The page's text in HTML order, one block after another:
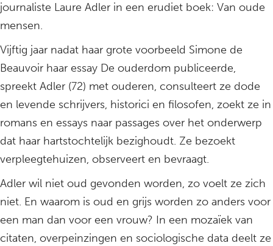
journaliste Laure Adler in een erudiet boek: Van oude
mensen.
Vijftig jaar nadat haar grote voorbeeld Simone de
Beauvoir haar essay De ouderdom publiceerde,
spreekt Adler (72) met ouderen, consulteert ze dode
en levende schrijvers, historici en filosofen, zoekt ze in
romans en essays naar passages over het onderwerp
dat haar hartstochtelijk bezighoudt. Ze bezoekt
verpleegtehuizen, observeert en bevraagt.
Adler wil niet oud gevonden worden, zo voelt ze zich
niet. En waarom is oud en grijs worden zo anders voor
een man dan voor een vrouw? In een mozaïek van
citaten, overpeinzingen en sociologische data deelt ze